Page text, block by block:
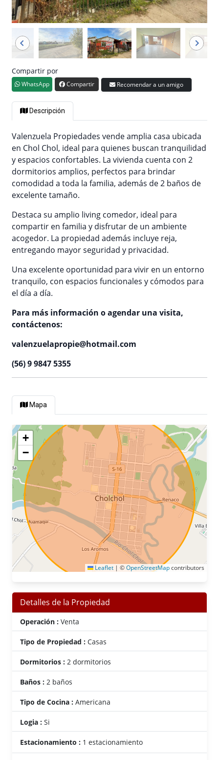
Compartir por
WhatsApp Compartir Recomendar a un amigo
Descripción
Valenzuela Propiedades vende amplia casa ubicada
en Chol Chol, ideal para quienes buscan tranquilidad
y espacios confortables. La vivienda cuenta con 2
dormitorios amplios, perfectos para brindar
comodidad a toda la familia, además de 2 baños de
excelente tamaño.
Destaca su amplio living comedor, ideal para
compartir en familia y disfrutar de un ambiente
acogedor. La propiedad además incluye reja,
entregando mayor seguridad y privacidad.
Una excelente oportunidad para vivir en un entorno
tranquilo, con espacios funcionales y cómodos para
el día a día.
Para más información o agendar una visita,
contáctenos:
valenzuelapropie@hotmail.com
(56) 9 9847 5355
Mapa
+
−
Leaflet | ©OpenStreetMapcontributors
Detalles de la Propiedad
Operación : Venta
Tipo de Propiedad : Casas
Dormitorios : 2 dormitorios
Baños : 2 baños
Tipo de Cocina : Americana
Logia : Si
Estacionamiento : 1 estacionamiento